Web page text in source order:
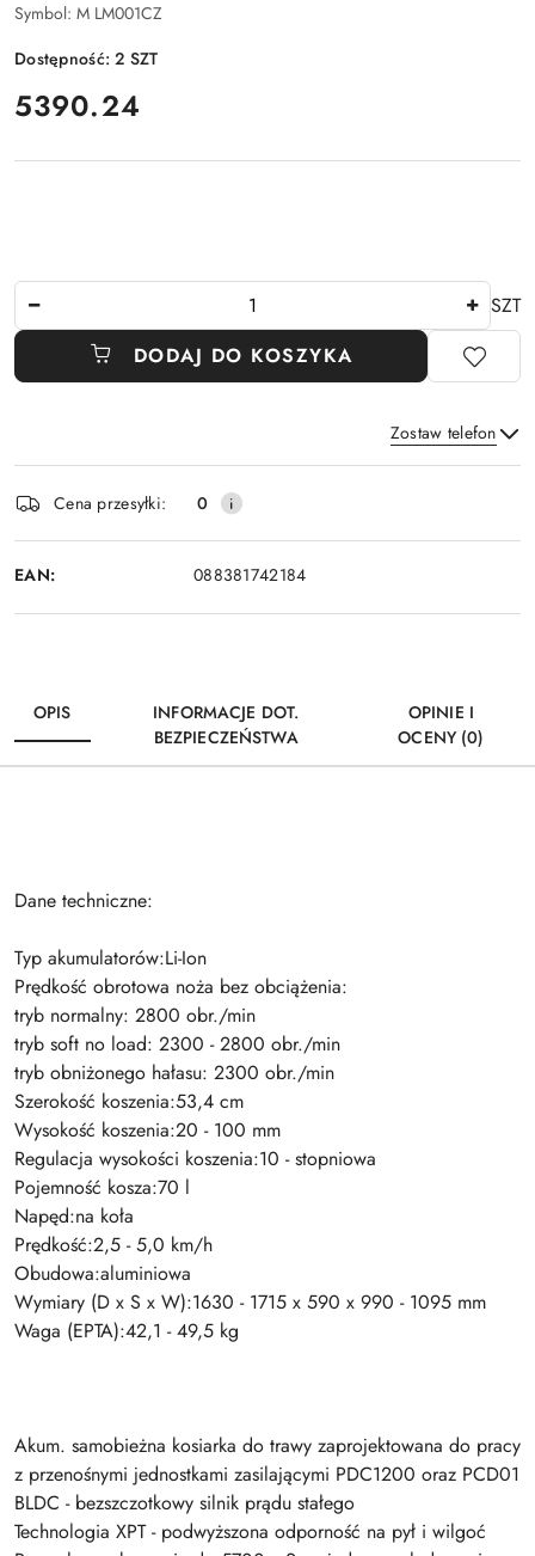
Symbol: M LM001CZ
Dostępność:2 SZT
cena:
5390.24
SZT
DODAJ DO KOSZYKA
Zostaw telefon
Wyślij
i
dostawa
Cena przesyłki: 0
EAN: 088381742184
OPIS
INFORMACJE DOT.
BEZPIECZEŃSTWA
OPINIE I
OCENY (0)
Dane techniczne:
Typ akumulatorów:Li-Ion
Prędkość obrotowa noża bez obciążenia:
tryb normalny: 2800 obr./min
tryb soft no load: 2300 - 2800 obr./min
tryb obniżonego hałasu: 2300 obr./min
Szerokość koszenia:53,4 cm
Wysokość koszenia:20 - 100 mm
Regulacja wysokości koszenia:10 - stopniowa
Pojemność kosza:70 l
Napęd:na koła
Prędkość:2,5 - 5,0 km/h
Obudowa:aluminiowa
Wymiary (D x S x W):1630 - 1715 x 590 x 990 - 1095 mm
Waga (EPTA):42,1 - 49,5 kg
Akum. samobieżna kosiarka do trawy zaprojektowana do pracy
z przenośnymi jednostkami zasilającymi PDC1200 oraz PCD01
BLDC - bezszczotkowy silnik prądu stałego
Technologia XPT - podwyższona odporność na pył i wilgoć